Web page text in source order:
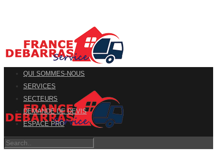
QUI SOMMES-NOUS
SERVICES
SECTEURS
DEMANDE DE DEVIS
ESPACE PRO